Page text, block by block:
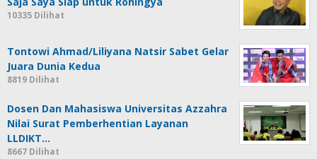
10335 Dilihat
Tontowi Ahmad/Liliyana Natsir Sabet Gelar
Juara Dunia Kedua
8819 Dilihat
Dosen Dan Mahasiswa Universitas Azzahra
Nilai Surat Pemberhentian Layanan
LLDIKT…
8667 Dilihat